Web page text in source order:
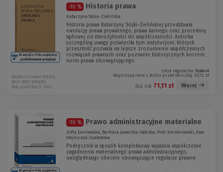
-10 % Historia prawa
Katarzyna Sójka-Zielińska
Historia prawa Katarzyny Sójki-Zielińskiej przedstawia
ewolucję prawa prywatnego, prawa karnego oraz procedury
sądowej od starożytności do współczesności. Autorka
szczególną uwagę poświęciła tym instytucjom, których
przeszłość pozwala na lepsze zrozumienie współczesnych
rozwiązań prawnych oraz poznanie historycznych korzeni
norm prawa obowiązującego.
Cena regularna: 79,00 zł
Najniższa cena z 30 dni przed obniżką: 53,72 zł
Już od: 71,11 zł Więcej
Wolters Kluwer Polska
NEX-0082 W16D04
Rok publikacji: 2022
-10 % Prawo administracyjne materialne
Zofia Duniewska, Barbara Jaworska-Dębska, Piotr Korzeniowski, Ewa
Olejniczak-Szałowska
Podręcznik w sposób kompleksowy wyjaśnia współczesne
zagadnienia materialnego prawa administracyjnego,
uwzględniając obecnie obowiązujące regulacje prawne.